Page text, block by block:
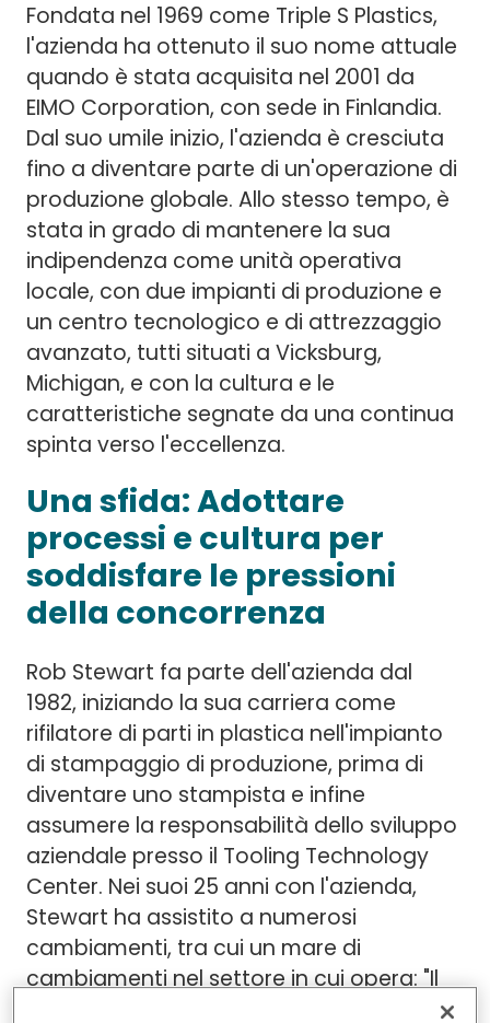
Fondata nel 1969 come Triple S Plastics,
l'azienda ha ottenuto il suo nome attuale
quando è stata acquisita nel 2001 da
EIMO Corporation, con sede in Finlandia.
Dal suo umile inizio, l'azienda è cresciuta
fino a diventare parte di un'operazione di
produzione globale. Allo stesso tempo, è
stata in grado di mantenere la sua
indipendenza come unità operativa
locale, con due impianti di produzione e
un centro tecnologico e di attrezzaggio
avanzato, tutti situati a Vicksburg,
Michigan, e con la cultura e le
caratteristiche segnate da una continua
spinta verso l'eccellenza.
Una sfida: Adottare
processi e cultura per
soddisfare le pressioni
della concorrenza
Rob Stewart fa parte dell'azienda dal
1982, iniziando la sua carriera come
rifilatore di parti in plastica nell'impianto
di stampaggio di produzione, prima di
diventare uno stampista e infine
assumere la responsabilità dello sviluppo
aziendale presso il Tooling Technology
Center. Nei suoi 25 anni con l'azienda,
Stewart ha assistito a numerosi
cambiamenti, tra cui un mare di
cambiamenti nel settore in cui opera: "Il